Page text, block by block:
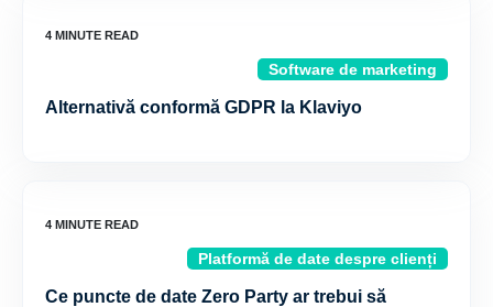
Software de marketing
Alternativă conformă GDPR la Klaviyo
Platformă de date despre clienți
Ce puncte de date Zero Party ar trebui să